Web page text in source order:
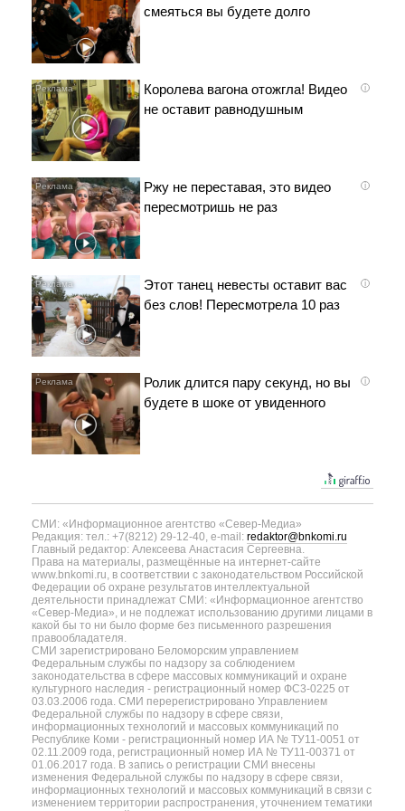
смеяться вы будете долго
i
Королева вагона отожгла! Видео
не оставит равнодушным
i
Ржу не переставая, это видео
пересмотришь не раз
i
Этот танец невесты оставит вас
без слов! Пересмотрела 10 раз
i
Ролик длится пару секунд, но вы
будете в шоке от увиденного
СМИ: «Информационное агентство «Север-Медиа»
Редакция: тел.: +7(8212) 29-12-40, e-mail: redaktor@bnkomi.ru
Главный редактор: Алексеева Анастасия Сергеевна.
Права на материалы, размещённые на интернет-сайте
www.bnkomi.ru, в соответствии с законодательством Российской
Федерации об охране результатов интеллектуальной
деятельности принадлежат СМИ: «Информационное агентство
«Север-Медиа», и не подлежат использованию другими лицами в
какой бы то ни было форме без письменного разрешения
правообладателя.
СМИ зарегистрировано Беломорским управлением
Федеральным службы по надзору за соблюдением
законодательства в сфере массовых коммуникаций и охране
культурного наследия - регистрационный номер ФС3-0225 от
03.03.2006 года. СМИ перерегистрировано Управлением
Федеральной службы по надзору в сфере связи,
информационных технологий и массовых коммуникаций по
Республике Коми - регистрационный номер ИА № ТУ11-0051 от
02.11.2009 года, регистрационный номер ИА № ТУ11-00371 от
01.06.2017 года. В запись о регистрации СМИ внесены
изменения Федеральной службы по надзору в сфере связи,
информационных технологий и массовых коммуникаций в связи с
изменением территории распространения, уточнением тематики